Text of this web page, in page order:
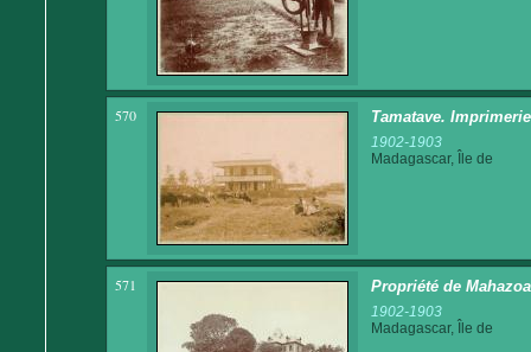
570 Tamatave.
1902-1903
Madagascar, Île de
571 Propriété de
1902-1903
Madagascar, Île de